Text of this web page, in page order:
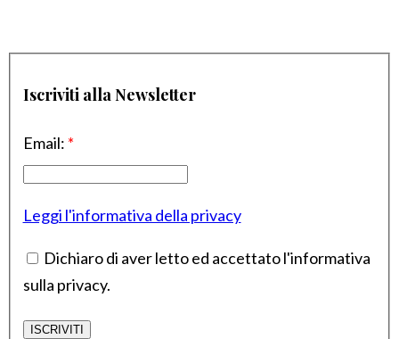
Iscriviti alla Newsletter
Email: *
Leggi l'informativa della privacy
Dichiaro di aver letto ed accettato l'informativa
sulla privacy.